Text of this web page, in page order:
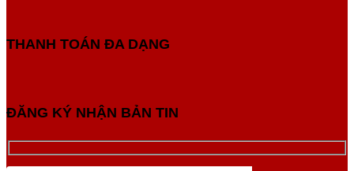
THANH TOÁN ĐA DẠNG
ĐĂNG KÝ NHẬN BẢN TIN